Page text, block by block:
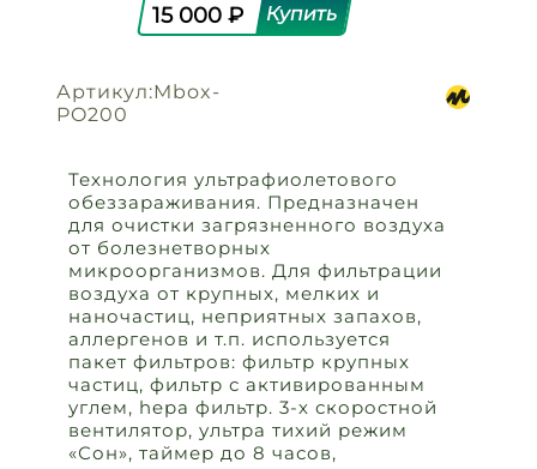
15 000 ₽
Артикул:Mbox-
PO200
Технология ультрафиолетового
обеззараживания. Предназначен
для очистки загрязненного воздуха
от болезнетворных
микроорганизмов. Для фильтрации
воздуха от крупных, мелких и
наночастиц, неприятных запахов,
аллергенов и т.п. используется
пакет фильтров: фильтр крупных
частиц, фильтр с активированным
углем, hepa фильтр. 3-х скоростной
вентилятор, ультра тихий режим
«Сон», таймер до 8 часов,